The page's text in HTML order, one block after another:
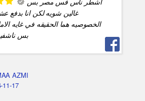
اشطر ناس فس مصر بس
غالين شويه لكن انا بدفع
الخصوصيه هما الحقيقه في غايه
بس
AZMI
11-17